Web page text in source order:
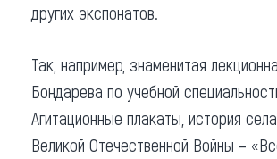
других экспонатов.
Так, например, знаменитая
Бондарева по учебной
Агитационные плакаты, история
Великой Отечественной Войны –